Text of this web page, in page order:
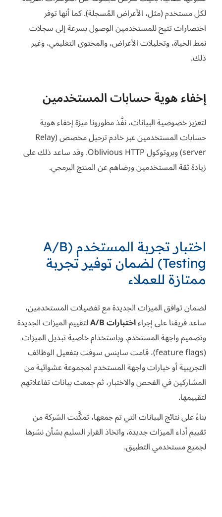
لكل مستخدم (مثل، الأعراض المُسجلة). كما أنها توفر
اختصارات تتيح للمستخدمين الوصول بسرعة إلى سجلات
نمط الحياة، وتحليلات الأعراض، والمحتوى التعليمي، وغير
ذلك.
إخفاء هوية حسابات المستخدمين
لتعزيز خصوصية البيانات، نفَّذ مطورونا ميزة إخفاء هوية
حسابات المستخدمين عبر خادم ترحيل مخصص (Relay
server) وبروتوكول Oblivious HTTP. وقد ساعد ذلك على
زيادة ثقة المستخدمين ورضاهم عن المنتج البرمجي.
اختبار تجربة المستخدم (A/B
Testing) لضمان توفير تجربة
ممتازة للعملاء
لضمان توافق الميزات الجديدة مع تفضيلات المستخدمين،
ساعد فريقنا على إجراءاختبارات A/B
لتقييم الميزات الجديدة
وتصميم واجهة المستخدم. وباستخدام خاصية تبديل الميزات
(feature flags)، قامت ساينس سوفت بتفعيل الوظائف
التجريبية أو خيارات واجهة المستخدم لمجموعة عشوائية من
المشاركين في الفحص والاختبار، ثم جمعت بيانات تفاعلاتهم
لتقييمها.
بناءً على نتائج البيانات التي تم جمعها، تمكَّنت الشركة من
تقييم أداء الميزات جديدة، واتخاذ القرار السليم بشأن نشرها
لجميع مستخدمي التطبيق.